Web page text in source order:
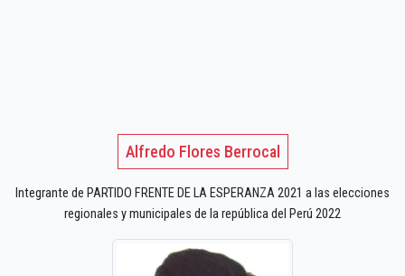
Alfredo Flores Berrocal
Integrante de PARTIDO FRENTE DE LA ESPERANZA 2021 a las elecciones
regionales y municipales de la república del Perú 2022